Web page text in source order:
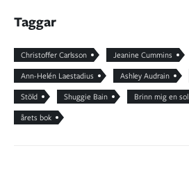
Taggar
Christoffer Carlsson Jeanine Cummins
Ann-Helén Laestadius
Ashley Audrain
Stöld
Shuggie Bain Brinn mig en sol
årets bok